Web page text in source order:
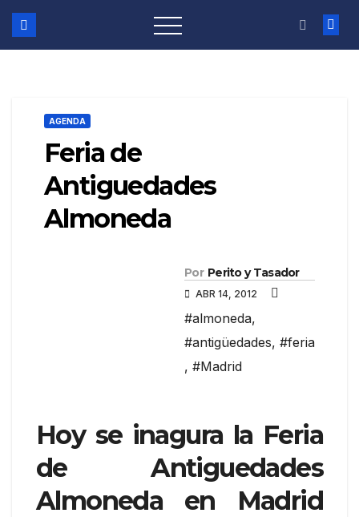
AGENDA
Feria de
Antiguedades
Almoneda
Por Perito y Tasador
ABR 14, 2012
#almoneda,
#antigüedades, #feria
, #Madrid
Hoy se inagura la Feria
de Antiguedades
Almoneda en Madrid